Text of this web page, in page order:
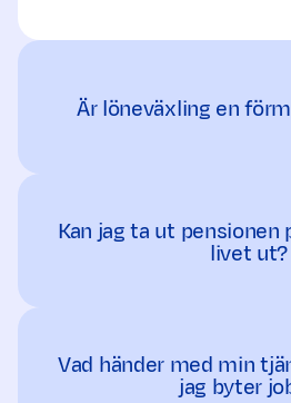
Är löneväxling en
Kan jag ta ut pensionen
livet ut?
Vad händer med min
jag byter